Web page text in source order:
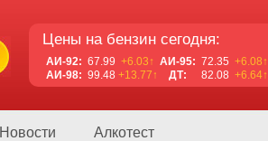
Цены на бензин сегодня:
АИ-92: 67.99 +6.03↑ АИ-95: 72.35 +6.08↑
АИ-98: 99.48 +13.77↑ ДТ: 82.08 +6.64↑
Новости Алкотест